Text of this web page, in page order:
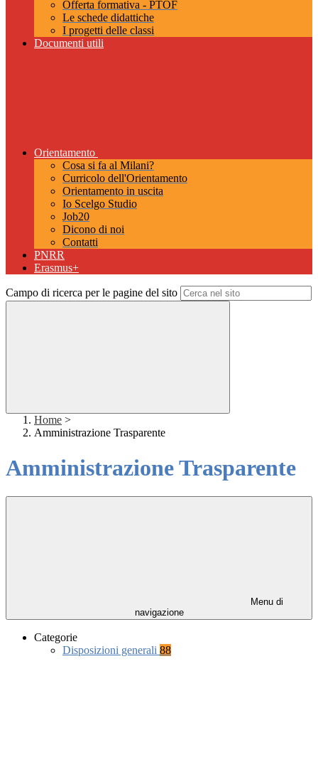
Offerta formativa - PTOF
Le schede didattiche
I progetti delle classi
Documenti utili
Orientamento
Cosa si fa al Milani?
Curricolo dell'Orientamento
Orientamento in uscita
Io Scelgo Studio
Job20
Dicono di noi
Contatti
PNRR
Erasmus+
Campo di ricerca per le pagine del sito
Home >
Amministrazione Trasparente
Amministrazione Trasparente
Menu di
navigazione
Categorie
Disposizioni generali 88